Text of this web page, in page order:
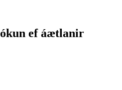
ef áætlanir